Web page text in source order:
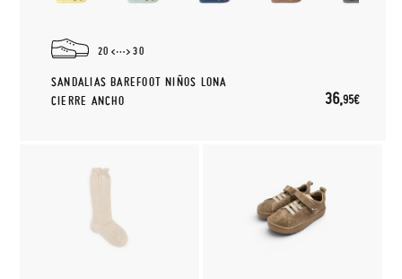
20 30
SANDALIAS BAREFOOT NIÑOS LONA
CIERRE ANCHO
36,95€